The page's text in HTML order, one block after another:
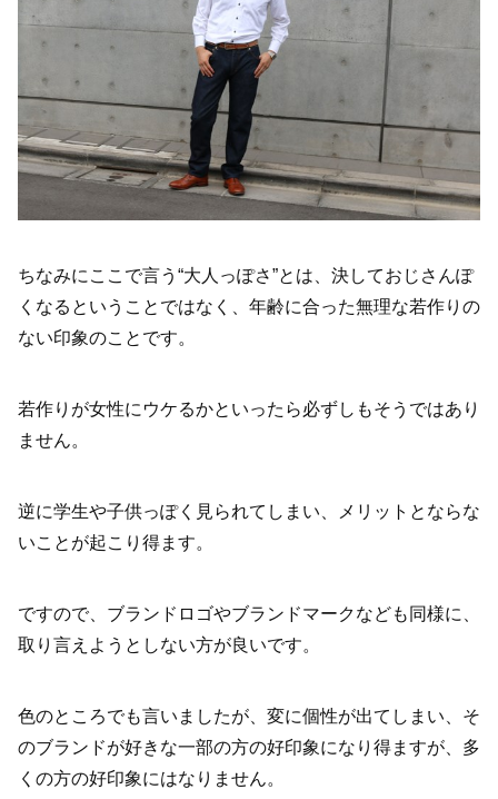
ちなみにここで言う“大人っぽさ”とは、決しておじさんぽ
くなるということではなく、年齢に合った無理な若作りの
ない印象のことです。
若作りが女性にウケるかといったら必ずしもそうではあり
ません。
逆に学生や子供っぽく見られてしまい、メリットとならな
いことが起こり得ます。
ですので、ブランドロゴやブランドマークなども同様に、
取り言えようとしない方が良いです。
色のところでも言いましたが、変に個性が出てしまい、そ
のブランドが好きな一部の方の好印象になり得ますが、多
くの方の好印象にはなりません。